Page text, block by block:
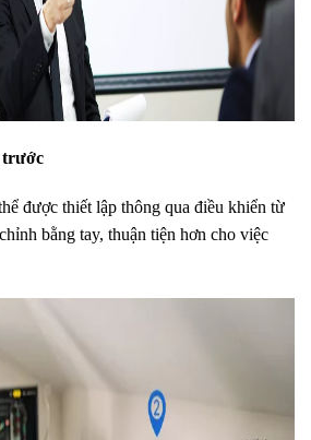
trước
được thiết lập thông qua điều khiển từ
bằng tay, thuận tiện hơn cho việc